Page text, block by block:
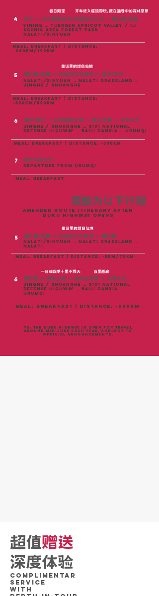
4
春日限定 开车进入庭院游玩，藏在画卷中的森林草原
伊宁 → 吐尔根杏花沟/伊犁森林公园 → 那拉提/新源
Yining → Tuergen Apricot Valley / Ili
Scenic Area Forest Park →
nalati/Xinyuan
meal: breakfast | distance:
~260KM/190km
童话里的绿色仙境
5 那拉提/新源 → 那拉提空中草原 → 精河/双河
nalati/Xinyuan → Nalati Grassland →
Jinghe / Shuanghe
meal: breakfast | distance:
~520KM/590km
6 精河/双河 → S101国防公路 → 百里丹霞 → 乌鲁木齐
Jinghe / Shuanghe → S101 National
Defense Highway → Baili Danxia → Urumqi
meal: breakfast | distance: ~500KM
7 离开乌鲁木齐
DEPARTURE FROM URUMQI
meal: breakfast
调整为以下行程
AMENDED ROUTE ITINERARY After
Duku Highway Opens
童话里的绿色仙境
5 那拉提/新源 → 那拉提空中草原 → 那拉提
nalati/Xinyuan → Nalati Grassland →
Nalati
meal: breakfast | distance: ~5KM/70km
6
一日观四季十里不同天 百里画廊
那拉提 → 独库公路 → 唐布拉草原 → 乌鲁木齐
Jinghe / Shuanghe → S101 National
Defense Highway → Baili Danxia →
Urumqi
meal: breakfast | distance: ~500KM
PS: The Duku Highway is open for travel
around mid-June each year, subject to
official announcements.
超值赠送
深度体验
Complimentar
SERVICE
WITH